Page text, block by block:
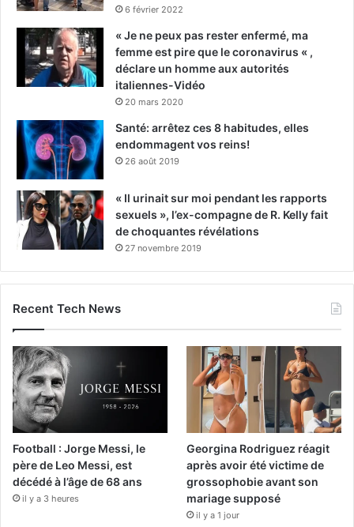
6 février 2022
« Je ne peux pas rester enfermé, ma
femme est pire que le coronavirus « ,
déclare un homme aux autorités
italiennes-Vidéo
20 mars 2020
Santé: arrêtez ces 8 habitudes, elles
endommagent vos reins!
26 août 2019
« Il urinait sur moi pendant les rapports
sexuels », l’ex-compagne de R. Kelly fait
de choquantes révélations
27 novembre 2019
Recent Tech News
Football : Jorge Messi, le
père de Leo Messi, est
décédé à l’âge de 68 ans
il y a 3 heures
Georgina Rodriguez réagit
après avoir été victime de
grossophobie avant son
mariage supposé
il y a 1 jour